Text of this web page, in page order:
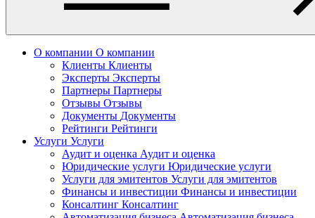
О компании О компании
Клиенты Клиенты
Эксперты Эксперты
Партнеры Партнеры
Отзывы Отзывы
Документы Документы
Рейтинги Рейтинги
Услуги Услуги
Аудит и оценка Аудит и оценка
Юридические услуги Юридические услуги
Услуги для эмитентов Услуги для эмитентов
Финансы и инвестиции Финансы и инвестиции
Консалтинг Консалтинг